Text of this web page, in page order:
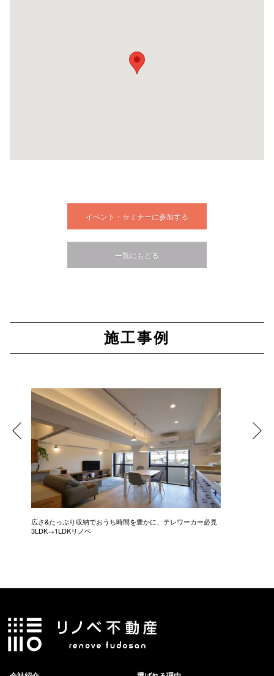
イベント・セミナーに参加する
一覧にもどる
施工事例
広さ&たっぷり収納でおうち時間を豊かに、テレワーカー必見
3LDK→1LDKリノベ